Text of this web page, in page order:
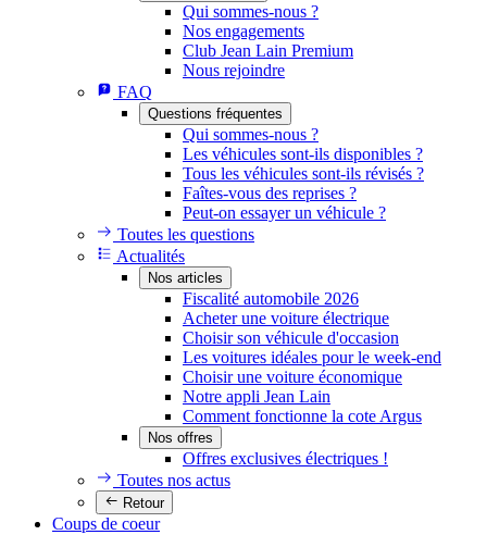
Qui sommes-nous ?
Nos engagements
Club Jean Lain Premium
Nous rejoindre
FAQ
Questions fréquentes
Qui sommes-nous ?
Les véhicules sont-ils disponibles ?
Tous les véhicules sont-ils révisés ?
Faîtes-vous des reprises ?
Peut-on essayer un véhicule ?
Toutes les questions
Actualités
Nos articles
Fiscalité automobile 2026
Acheter une voiture électrique
Choisir son véhicule d'occasion
Les voitures idéales pour le week-end
Choisir une voiture économique
Notre appli Jean Lain
Comment fonctionne la cote Argus
Nos offres
Offres exclusives électriques !
Toutes nos actus
Retour
Coups de coeur